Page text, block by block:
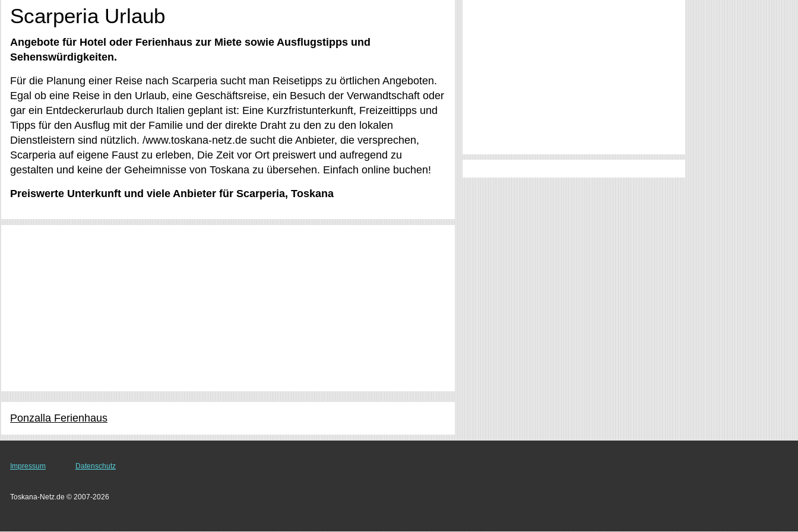
Scarperia Urlaub
Angebote für Hotel oder Ferienhaus zur Miete sowie Ausflugstipps und
Sehenswürdigkeiten.
Für die Planung einer Reise nach Scarperia sucht man Reisetipps zu örtlichen Angeboten.
Egal ob eine Reise in den Urlaub, eine Geschäftsreise, ein Besuch der Verwandtschaft oder
gar ein Entdeckerurlaub durch Italien geplant ist: Eine Kurzfristunterkunft, Freizeittipps und
Tipps für den Ausflug mit der Familie und der direkte Draht zu den zu den lokalen
Dienstleistern sind nützlich. /www.toskana-netz.de sucht die Anbieter, die versprechen,
Scarperia auf eigene Faust zu erleben, Die Zeit vor Ort preiswert und aufregend zu
gestalten und keine der Geheimnisse von Toskana zu übersehen. Einfach online buchen!
Preiswerte Unterkunft und viele Anbieter für Scarperia, Toskana
Ponzalla Ferienhaus
Impressum Datenschutz
Toskana-Netz.de © 2007-2026